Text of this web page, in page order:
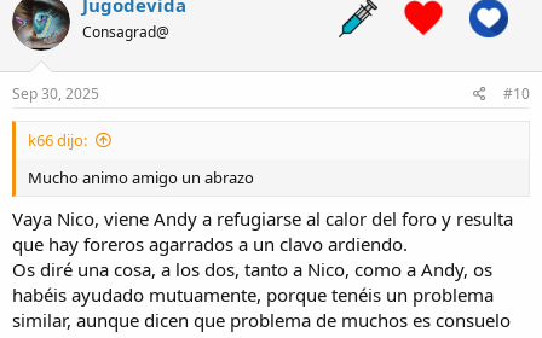
t
i
o
n
s
Consagrad@
Sep 30, 2025 #10
k66 dijo:
Mucho animo amigo un abrazo
Vaya Nico, viene Andy a refugiarse al calor del foro y resulta
que hay foreros agarrados a un clavo ardiendo.
Os diré una cosa, a los dos, tanto a Nico, como a Andy, os
habéis ayudado mutuamente, porque tenéis un problema
similar, aunque dicen que problema de muchos es consuelo